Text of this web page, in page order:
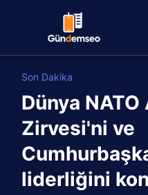
Son Dakika
Dünya NATO
Zirvesi'ni ve
liderliğini